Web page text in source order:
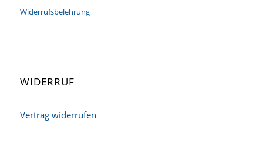
Widerrufsbelehrung
WIDERRUF
Vertrag widerrufen